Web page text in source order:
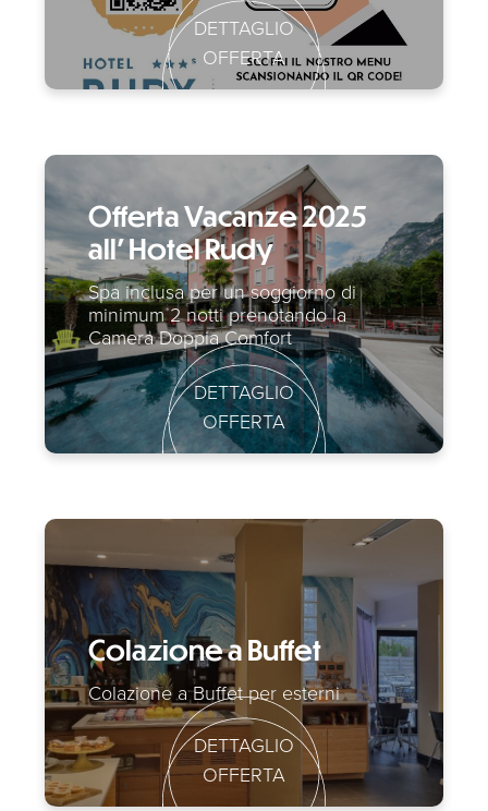
DETTAGLIO
OFFERTA
DETTAGLIO
OFFERTA
Offerta Vacanze 2025
all' Hotel Rudy
Spa inclusa per un soggiorno di
minimum 2 notti prenotando la
Camera Doppia Comfort
DETTAGLIO
OFFERTA
Colazione a Buffet
Colazione a Buffet per esterni